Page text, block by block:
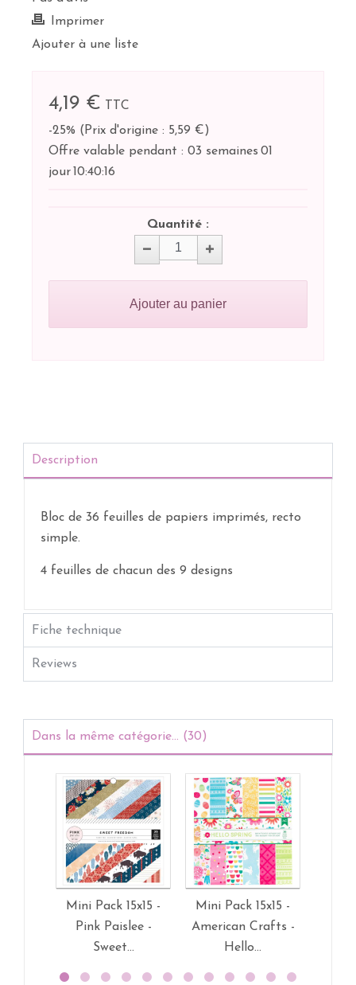
Imprimer
Ajouter à une liste
4,19 €
TTC
-25% ( Prix d'origine : 5,59 €)
Offre valable pendant : 03 semaines 01
jour 10:40:15
Quantité :
Ajouter au panier
Description
Bloc de 36 feuilles de papiers imprimés, recto
simple.
4 feuilles de chacun des 9 designs
Fiche technique
Reviews
Dans la même catégorie... (30)
Mini Pack 15x15 -
Pink Paislee -
Sweet...
Mini Pack 15x15 -
American Crafts -
Hello...